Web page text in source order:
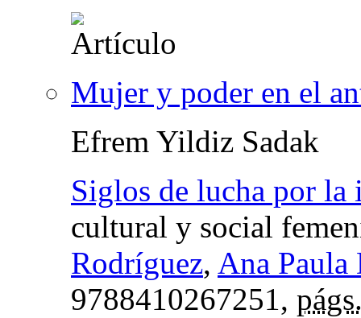
Mujer y poder en el
Efrem Yildiz Sadak
Siglos de lucha por la
cultural y social
Rodríguez, Ana
9788410267251,